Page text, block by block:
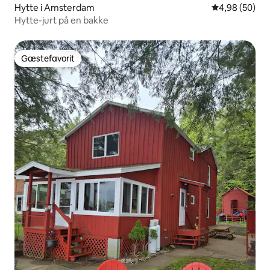
Hytte i Amsterdam 4,98 ud af 5 i
4,98 (50)
Hytte-jurt på en bakke
Gæstefavorit
Gæstefavorit